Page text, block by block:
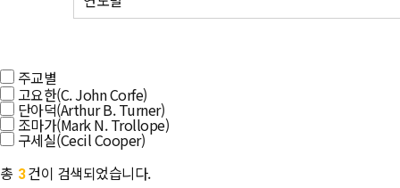
주교별
고요한(C. John Corfe)
단아덕(Arthur B. Turner)
조마가(Mark N. Trollope)
구세실(Cecil Cooper)
총 3건이 검색되었습니다.